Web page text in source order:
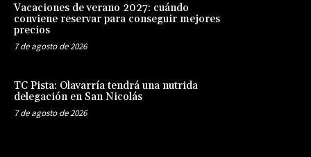
Vacaciones de verano 2027: cuándo
conviene reservar para conseguir mejores
precios
7 de agosto de 2026
TC Pista: Olavarría tendrá una nutrida
delegación en San Nicolás
7 de agosto de 2026